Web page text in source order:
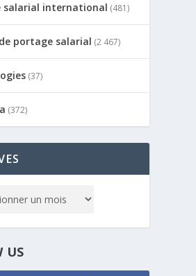
salarial international (481)
portage salarial (2 467)
(37)
(372)
US